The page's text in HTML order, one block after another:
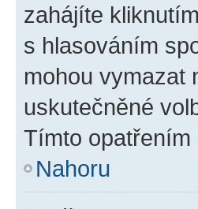
zahájíte
s hlasováním
mohou vymazat
uskutečněné
Tímto
Nahoru